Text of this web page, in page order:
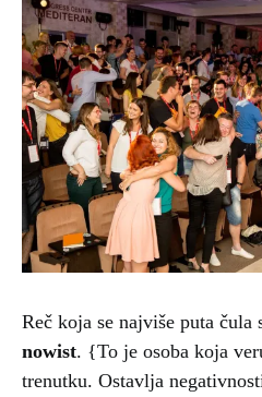
Reč koja se najviše puta čula
nowist. {To je osoba koja
trenutku. Ostavlja